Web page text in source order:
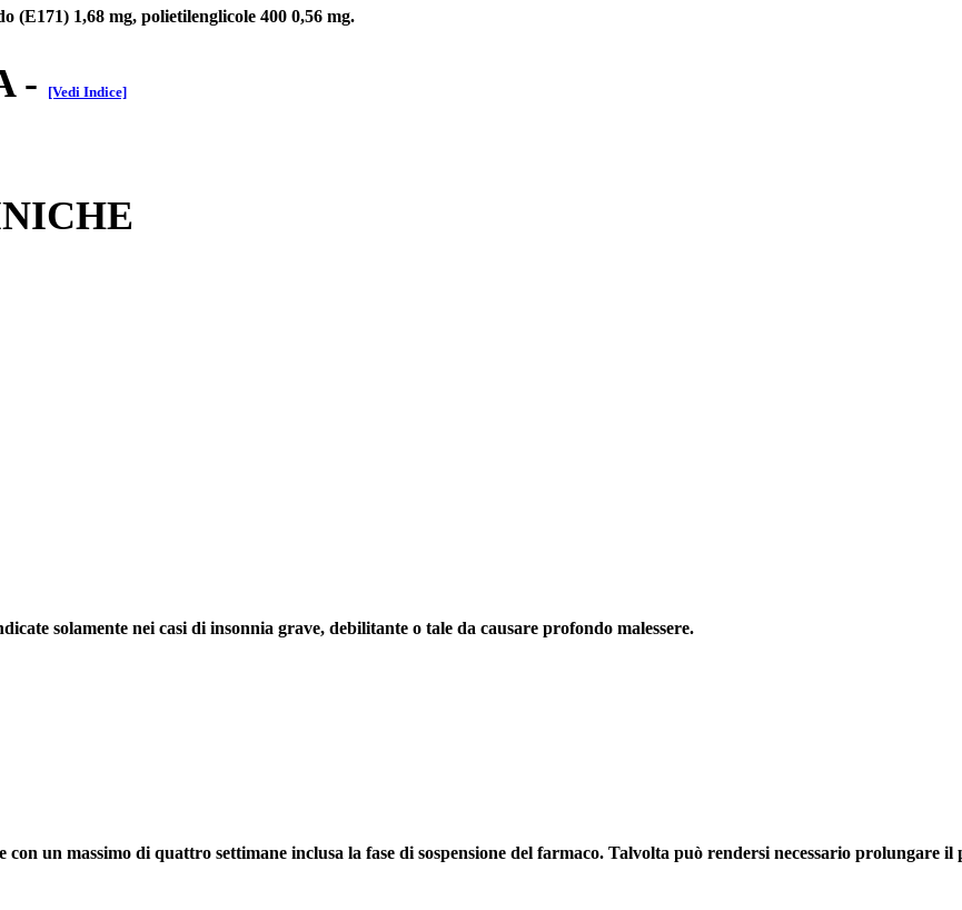
(E171) 1,68 mg, polietilenglicole 400 0,56 mg.
- [Vedi Indice]
solamente nei casi di insonnia grave, debilitante o tale da causare profondo malessere.
un massimo di quattro settimane inclusa la fase di sospensione del farmaco. Talvolta può rendersi necessario